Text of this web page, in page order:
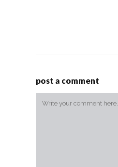
post a comment